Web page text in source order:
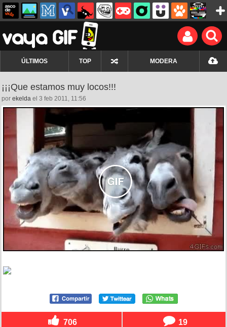
ÚLTIMOS TOP MODERA
¡¡¡Que estamos muy locos!!!
por ekelda el 3 feb 2011, 11:56
706 19